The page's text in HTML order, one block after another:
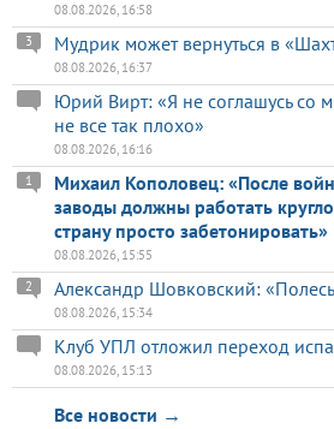
08.08.2026, 16:58
Мудрик может вернуться в
3
08.08.2026, 16:37
Юрий Вирт: «Я не соглашусь со
не все так плохо»
08.08.2026, 16:16
Михаил Кополовец: «После
заводы должны работать
страну просто забетонировать»
1
08.08.2026, 15:55
Александр Шовковский:
2
08.08.2026, 15:34
Клуб УПЛ отложил переход
08.08.2026, 15:13
Все новости →